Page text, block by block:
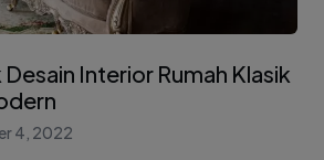
Interior Rumah Klasik
4, 2022